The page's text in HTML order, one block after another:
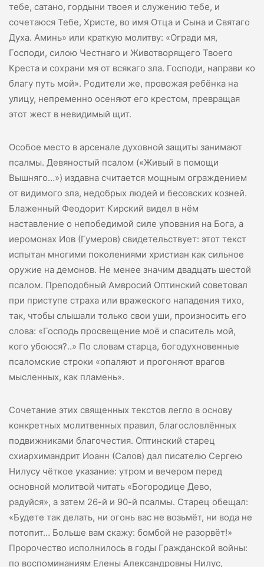
тебе, сатано, гордыни твоея и служению тебе, и
сочетаюся Тебе, Христе, во имя Отца и Сына и Святаго
Духа. Аминь» или краткую молитву: «Огради мя,
Господи, силою Честнаго и Животворящего Твоего
Креста и сохрани мя от всякаго зла. Господи, направи ко
благу путь мой». Родители же, провожая ребёнка на
улицу, непременно осеняют его крестом, превращая
этот жест в невидимый щит.
Особое место в арсенале духовной защиты занимают
псалмы. Девяностый псалом («Живый в помощи
Вышняго…») издавна считается мощным ограждением
от видимого зла, недобрых людей и бесовских козней.
Блаженный Феодорит Кирский видел в нём
наставление о непобедимой силе упования на Бога, а
иеромонах Иов (Гумеров) свидетельствует: этот текст
испытан многими поколениями христиан как сильное
оружие на демонов. Не менее значим двадцать шестой
псалом. Преподобный Амвросий Оптинский советовал
при приступе страха или вражеского нападения тихо,
так, чтобы слышали только свои уши, произносить его
слова: «Господь просвещение моё и спаситель мой,
кого убоюся?..» По словам старца, богодухновенные
псаломские строки «опаляют и прогоняют врагов
мысленных, как пламень».
Сочетание этих священных текстов легло в основу
конкретных молитвенных правил, благословлённых
подвижниками благочестия. Оптинский старец
схиархимандрит Иоанн (Салов) дал писателю Сергею
Нилусу чёткое указание: утром и вечером перед
основной молитвой читать «Богородице Дево,
радуйся», а затем 26-й и 90-й псалмы. Старец обещал:
«Будете так делать, ни огонь вас не возьмёт, ни вода не
потопит… Больше вам скажу: бомбой не разорвёт!»
Пророчество исполнилось в годы Гражданской войны:
по воспоминаниям Елены Александровны Нилус,